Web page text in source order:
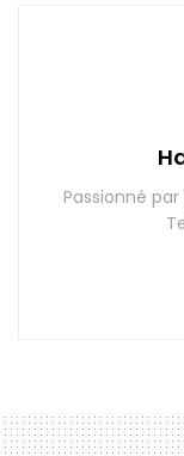
Passionné